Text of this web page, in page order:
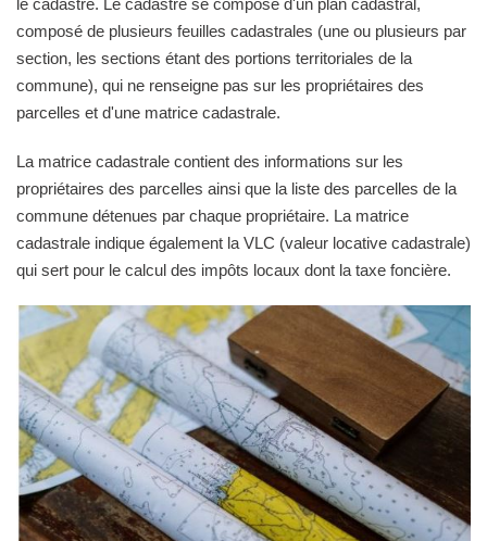
composé de plusieurs feuilles cadastrales (une ou plusieurs par
section, les sections étant des portions territoriales de la
commune), qui ne renseigne pas sur les propriétaires des
parcelles et d'une matrice cadastrale.
La matrice cadastrale contient des informations sur les
propriétaires des parcelles ainsi que la liste des parcelles de la
commune détenues par chaque propriétaire. La matrice
cadastrale indique également la VLC (valeur locative cadastrale)
qui sert pour le calcul des impôts locaux dont la taxe foncière.